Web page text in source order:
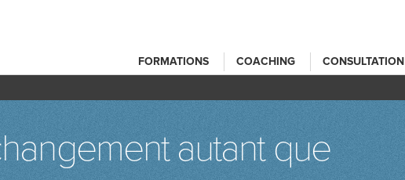
FORMATIONS COACHING CONSULTATION
autant que